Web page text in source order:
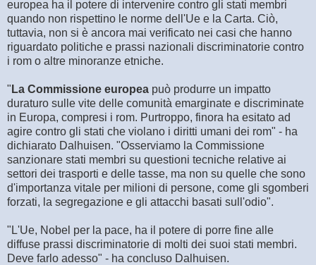
europea ha il potere di intervenire contro gli stati membri
quando non rispettino le norme dell'Ue e la Carta. Ciò,
tuttavia, non si è ancora mai verificato nei casi che hanno
riguardato politiche e prassi nazionali discriminatorie contro
i rom o altre minoranze etniche.
" La Commissione europea può produrre un impatto
duraturo sulle vite delle comunità emarginate e discriminate
in Europa, compresi i rom. Purtroppo, finora ha esitato ad
agire contro gli stati che violano i diritti umani dei rom" - ha
dichiarato Dalhuisen. "Osserviamo la Commissione
sanzionare stati membri su questioni tecniche relative ai
settori dei trasporti e delle tasse, ma non su quelle che sono
d'importanza vitale per milioni di persone, come gli sgomberi
forzati, la segregazione e gli attacchi basati sull'odio".
"L'Ue, Nobel per la pace, ha il potere di porre fine alle
diffuse prassi discriminatorie di molti dei suoi stati membri.
Deve farlo adesso" - ha concluso Dalhuisen.